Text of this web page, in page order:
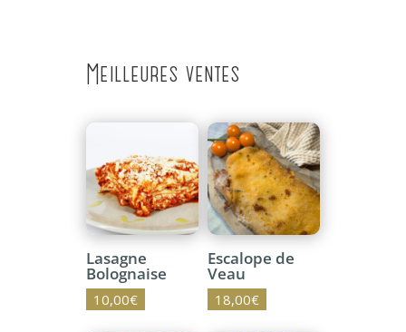
Meilleures ventes
Lasagne
Bolognaise
10,00€
Escalope de
Veau
18,00€